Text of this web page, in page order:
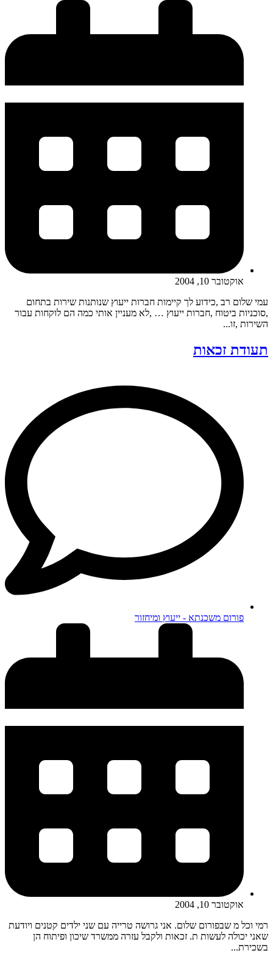
אוקטובר 10, 2004
עמי שלום רב ,כידוע לך קיימות חברות ייעוץ שנותנות שירות בתחום
,סוכניות ביטוח ,חברות ייעוץ … ,לא מעניין אותי כמה הם לוקחות עבור
השירות ,זו...
תעודת זכאות
פורום משכנתא - ייעוץ ומיחזור
אוקטובר 10, 2004
רמי וכל מ שבפורום שלום. אני גרושה טרייה עם שני ילדים קטנים ויודעת
שאני יכולה לעשות ת. זכאות ולקבל עזרה ממשרד שיכון ופיתוח הן
בשכירת...